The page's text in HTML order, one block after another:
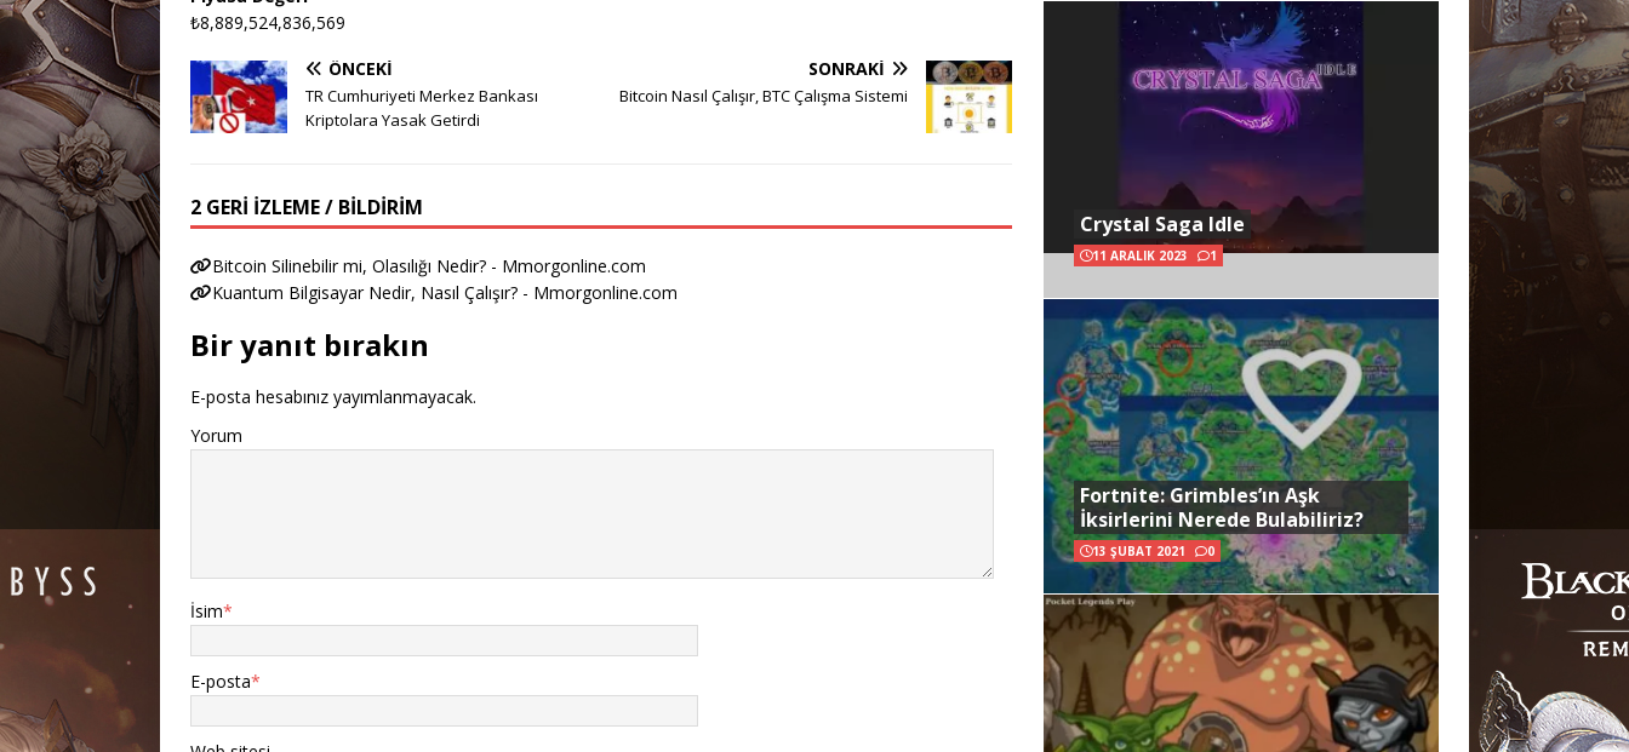
₺8,889,524,836,569
ÖNCEKI
TR Cumhuriyeti Merkez Bankası
Kriptolara Yasak Getirdi
SONRAKI
Bitcoin Nasıl Çalışır, BTC Çalışma Sistemi
2 GERI IZLEME / BILDIRIM
Bitcoin Silinebilir mi, Olasılığı Nedir? - Mmorgonline.com
Kuantum Bilgisayar Nedir, Nasıl Çalışır? - Mmorgonline.com
Bir yanıt bırakın
E-posta hesabınız yayımlanmayacak.
Yorum
İsim*
E-posta*
Crystal Saga Idle
11 ARALIK 2023 1
Fortnite: Grimbles’ın Aşk
İksirlerini Nerede Bulabiliriz?
13 ŞUBAT 2021 0